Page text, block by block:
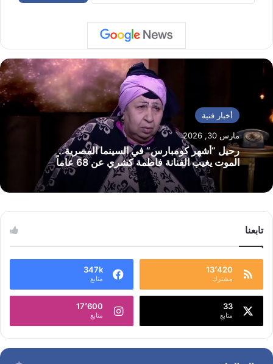
أخبار فنية
مارس 30, 2026
رحيل “أشهر كومبارس” في السينما المصرية..
الموت يغيب الفنانة فاطمة كشري عن 68 عاماً
تابعنا
13٬420
مشترك
347k
متابع
33
متابع
17٬600
متابع